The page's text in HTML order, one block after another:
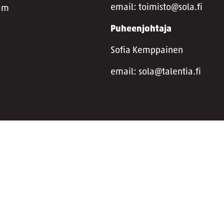
email: toimisto@sola.fi
Puheenjohtaja
Sofia Kemppainen
email: sola@talentia.fi